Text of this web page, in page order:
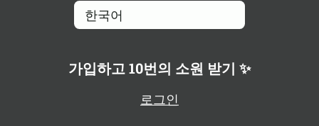
가입하고 10번의 소원 받기 ✨
로그인